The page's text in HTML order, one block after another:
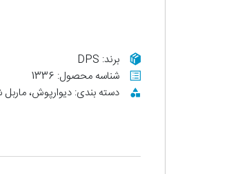
برند: DPS
شناسه محصول: 1336
دسته بندی: دیوارپوش،